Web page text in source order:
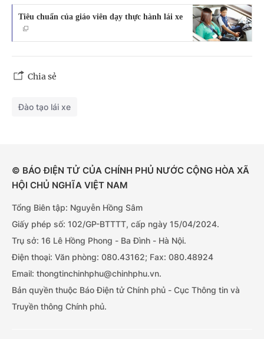
Tiêu chuẩn của giáo viên dạy thực hành lái xe
Chia sẻ
Đào tạo lái xe
© BÁO ĐIỆN TỬ CỦA CHÍNH PHỦ NƯỚC CỘNG HÒA XÃ
HỘI CHỦ NGHĨA VIỆT NAM
Tổng Biên tập: Nguyễn Hồng Sâm
Giấy phép số: 102/GP-BTTTT, cấp ngày 15/04/2024.
Trụ sở: 16 Lê Hồng Phong - Ba Đình - Hà Nội.
Điện thoại: Văn phòng: 080.43162; Fax: 080.48924
Email: thongtinchinhphu@chinhphu.vn.
Bản quyền thuộc Báo Điện tử Chính phủ - Cục Thông tin và
Truyền thông Chính phủ.